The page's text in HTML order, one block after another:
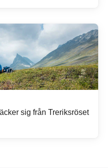
sig från Treriksröset